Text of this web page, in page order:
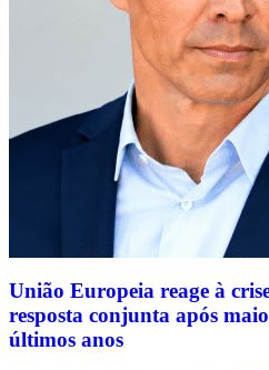
União Europeia reage à
resposta conjunta após
últimos anos